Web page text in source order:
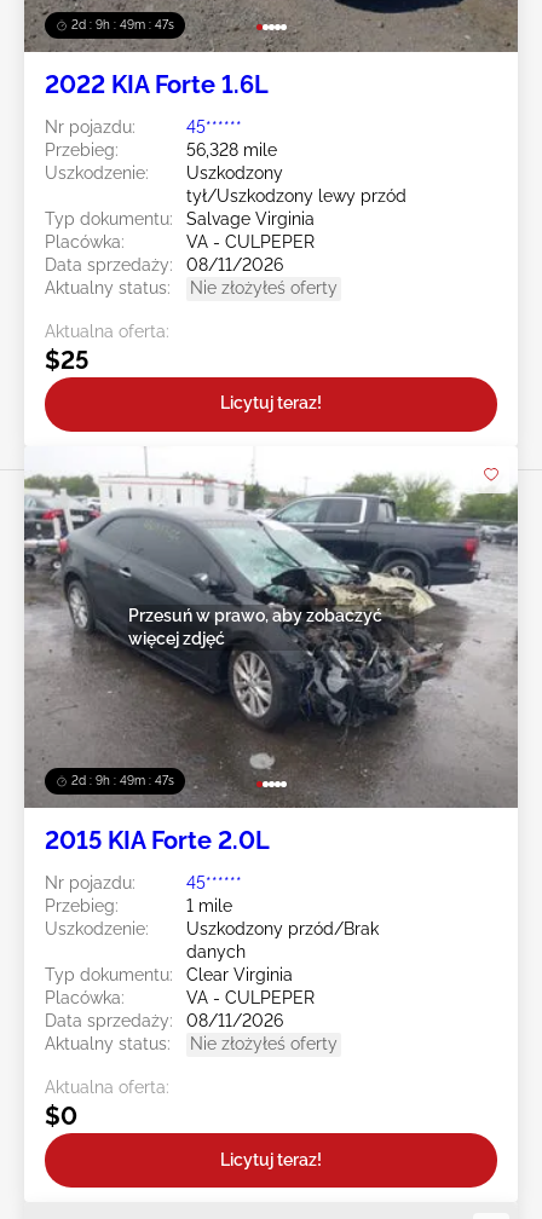
2d : 9h : 49m : 44s
2022 KIA Forte 1.6L
Nr pojazdu:
45******
Przebieg:
56,328 mile
Uszkodzenie:
Uszkodzony
tył/Uszkodzony lewy przód
Typ dokumentu:
Salvage Virginia
Placówka:
VA - CULPEPER
Data sprzedaży:
08/11/2026
Aktualny status:
Nie złożyłeś oferty
Aktualna oferta:
$25
Licytuj teraz!
2d : 9h : 49m : 44s
Przesuń w prawo, aby zobaczyć
więcej zdjęć
2015 KIA Forte 2.0L
Nr pojazdu:
45******
Przebieg:
1 mile
Uszkodzenie:
Uszkodzony przód/Brak
danych
Typ dokumentu:
Clear Virginia
Placówka:
VA - CULPEPER
Data sprzedaży:
08/11/2026
Aktualny status:
Nie złożyłeś oferty
Aktualna oferta:
$0
Licytuj teraz!